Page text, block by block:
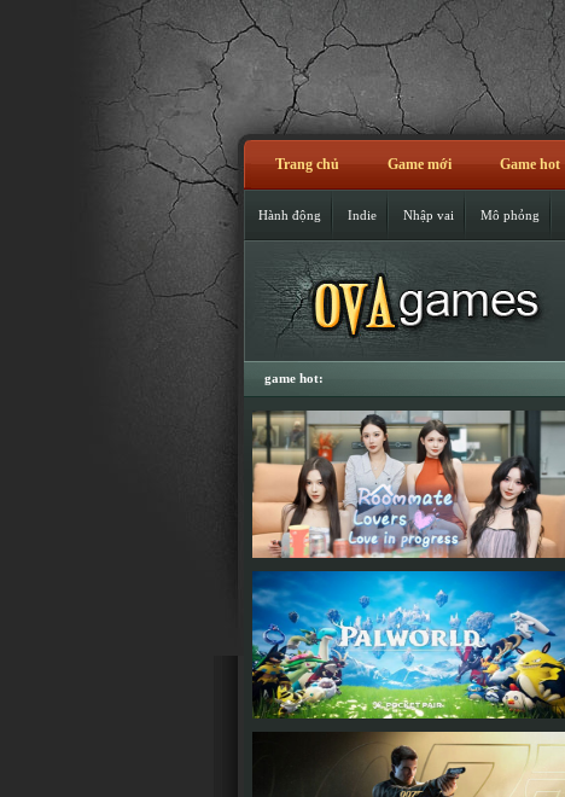
Trang chủ Game mới Game hot
Hành động Indie Nhập vai Mô phỏng
game hot: